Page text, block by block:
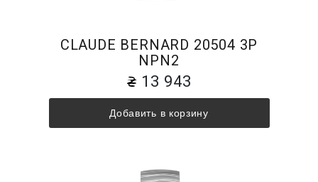
CLAUDE BERNARD 20504 3P
NPN2
13 943
Добавить в корзину